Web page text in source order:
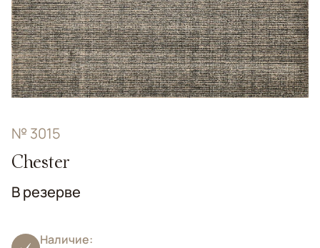
№ 3015
Chester
В резерве
Наличие: